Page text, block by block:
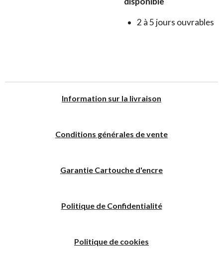
2 à 5 jours ouvrables
Information sur la livraison
Conditions générales de vente
Garantie Cartouche d'encre
Politique de Confidentialité
Politique de cookies